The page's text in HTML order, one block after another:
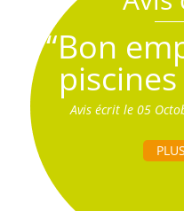
“Bon
Avis écrit le 05